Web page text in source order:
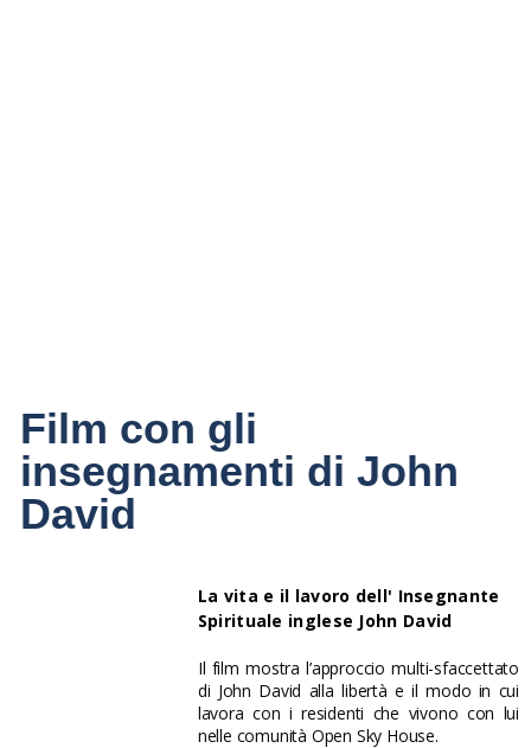
Film con gli
insegnamenti di John
David
La vita e il lavoro dell' Insegnante
Spirituale inglese John David
Il film mostra l’approccio multi-sfaccettato
di John David alla libertà e il modo in cui
lavora con i residenti che vivono con lui
nelle comunità Open Sky House.